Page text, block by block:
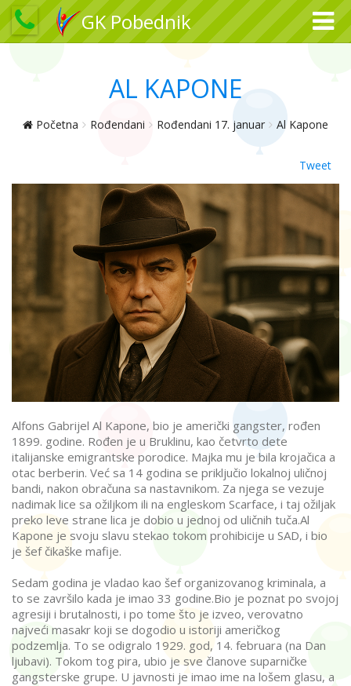
GK Pobednik
AL KAPONE
Početna Rođendani Rođendani 17. januar Al Kapone
Tweet
Alfons Gabrijel Al Kapone, bio je američki gangster, rođen
1899. godine. Rođen je u Bruklinu, kao četvrto dete
italijanske emigrantske porodice. Majka mu je bila krojačica a
otac berberin. Već sa 14 godina se priključio lokalnoj uličnoj
bandi, nakon obračuna sa nastavnikom. Za njega se vezuje
nadimak lice sa ožiljkom ili na engleskom Scarface, i taj ožiljak
preko leve strane lica je dobio u jednoj od uličnih tuča.Al
Kapone je svoju slavu stekao tokom prohibicije u SAD, i bio
je šef čikaške mafije.
Sedam godina je vladao kao šef organizovanog kriminala, a
to se završilo kada je imao 33 godine.Bio je poznat po svojoj
agresiji i brutalnosti, i po tome što je izveo, verovatno
najveći masakr koji se dogodio u istoriji američkog
podzemlja. To se odigralo 1929. god, 14. februara (na Dan
ljubavi). Tokom tog pira, ubio je sve članove suparničke
gangsterske grupe. U javnosti je imao ime na lošem glasu, a